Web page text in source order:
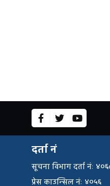
दर्ता नं
सूचना विभाग दर्ता नंः
प्रेस काउन्सिल नंः ४०५६